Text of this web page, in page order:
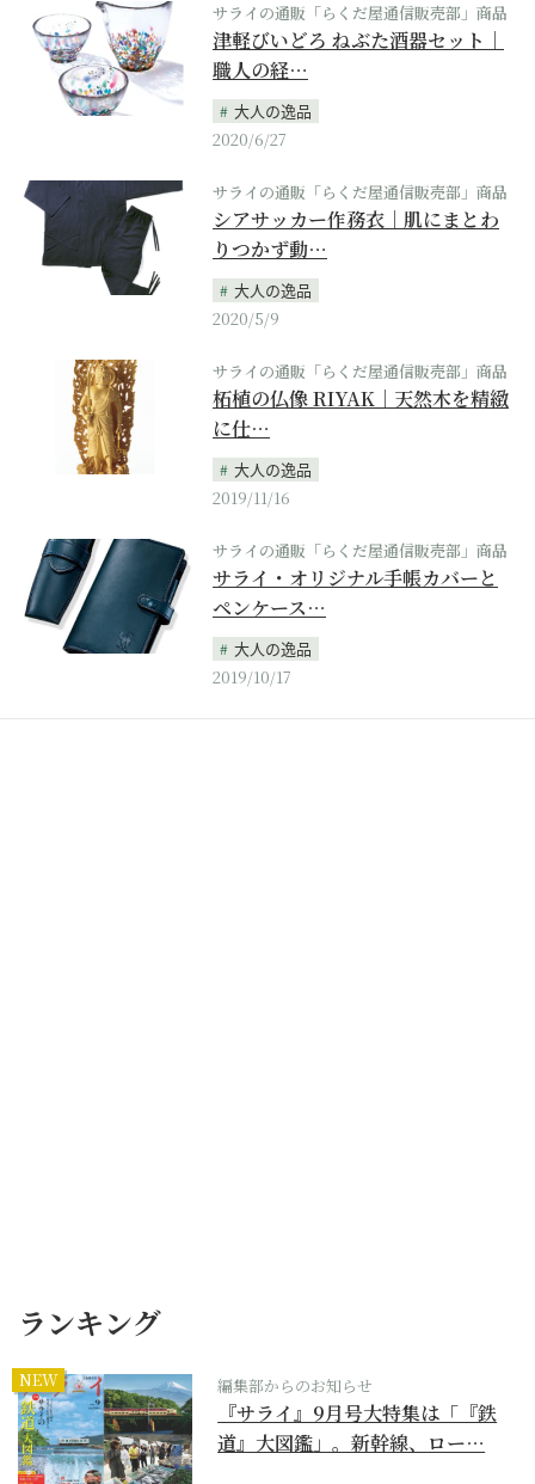
サライの通販「らくだ屋通信販売部」商品
津軽びいどろ ねぶた酒器セット｜
職人の経…
大人の逸品
2020/6/27
サライの通販「らくだ屋通信販売部」商品
シアサッカー作務衣｜肌にまとわ
りつかず動…
大人の逸品
2020/5/9
サライの通販「らくだ屋通信販売部」商品
柘植の仏像 RIYAK｜天然木を精緻
に仕…
大人の逸品
2019/11/16
サライの通販「らくだ屋通信販売部」商品
サライ・オリジナル手帳カバーと
ペンケース…
大人の逸品
2019/10/17
ランキング
NEW 編集部からのお知らせ
『サライ』9月号大特集は「『鉄
道』大図鑑」。新幹線、ロー…